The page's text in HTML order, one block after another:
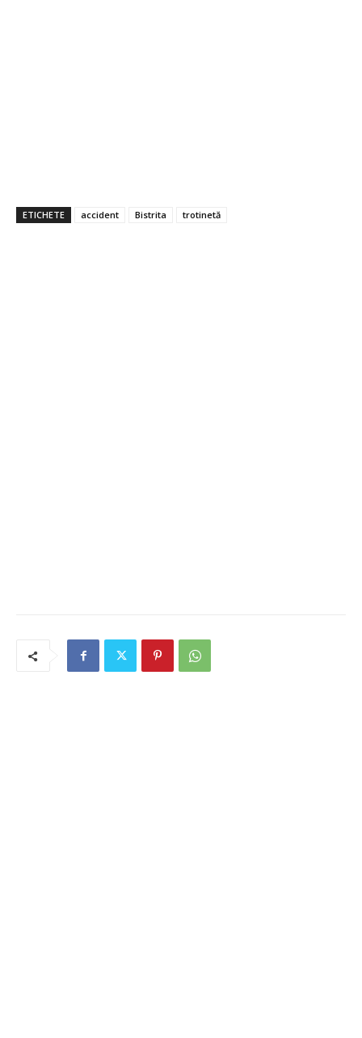
ETICHETE accident Bistrita trotinetă